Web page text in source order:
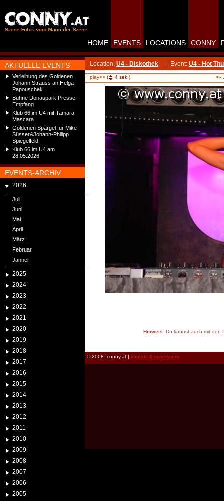
AKTUELLE EVENTS
Verleihung des Goldenen
Johann Strauss an Helga
Papouschek
Bühne Donaupark Presse-
Empfang
Klub 66 im U4 mit Tamara
Mascara
Goldenen Spargel für Mike
Süsser&Johann-Philipp
Spiegelfeld
Klub 66 im U4 am
28.05.2026
EVENTS-ARCHIV
2026
Juli
Juni
Mai
April
März
Februar
Jänner
2025
2024
2023
2022
2021
2020
2019
2018
2017
2016
2015
2014
2013
2012
2011
2010
2009
2008
2007
2006
2005
HOME EVENTS LOCATIONS CONNY
Location: U4 - Diskothek Event: U4 - Hot
play>> ( 4 sek.) <-
Hinweis:Du kannst auch mit den
© 2008: conny.at | kontakt & impressum